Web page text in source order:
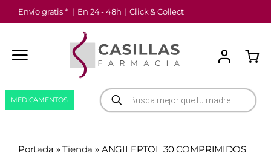
Saltar
al
Envío gratis * | En 24 - 48h | Click & Collect
Búsqueda
de
productos
MEDICAMENTOS
Portada »Tienda » ANGILEPTOL 30 COMPRIMIDOS